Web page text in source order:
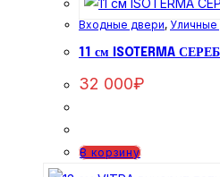
Входные двери, Уличные
11 см ISOTERMA
32 000₽
В корзину